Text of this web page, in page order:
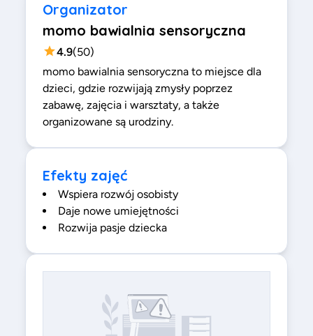
Organizator
momo bawialnia sensoryczna
4.9(50)
momo bawialnia sensoryczna to miejsce dla
dzieci, gdzie rozwijają zmysły poprzez
zabawę, zajęcia i warsztaty, a także
organizowane są urodziny.
Efekty zajęć
Wspiera rozwój osobisty
Daje nowe umiejętności
Rozwija pasje dziecka